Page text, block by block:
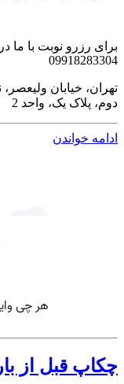
برای رزرو نوبت با ما
09918283304
تهران، خیابان
دوم، پلاک یک، واحد 2
ادامه خواندن
چکاپ قبل از